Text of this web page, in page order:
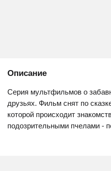
Описание
Серия мультфильмов о
друзьях. Фильм снят по
которой происходит
подозрительными пчелами -